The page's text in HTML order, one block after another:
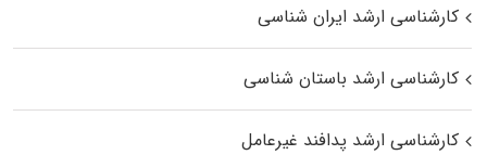
کارشناسی ارشد ایران شناسی
کارشناسی ارشد باستان شناسی
کارشناسی ارشد پدافند غیرعامل